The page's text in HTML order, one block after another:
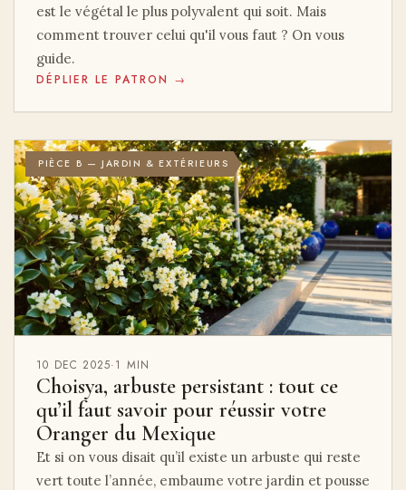
est le végétal le plus polyvalent qui soit. Mais
comment trouver celui qu'il vous faut ? On vous
guide.
DÉPLIER LE PATRON →
PIÈCE B — JARDIN & EXTÉRIEURS
10 DEC 2025·1 MIN
Choisya, arbuste persistant : tout ce
qu’il faut savoir pour réussir votre
Oranger du Mexique
Et si on vous disait qu’il existe un arbuste qui reste
vert toute l’année, embaume votre jardin et pousse